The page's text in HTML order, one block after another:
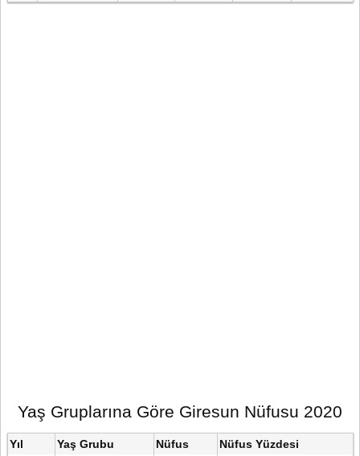
Yaş Gruplarına Göre Giresun Nüfusu 2020
Yıl Yaş Grubu Nüfus
Nüfus Yüzdesi